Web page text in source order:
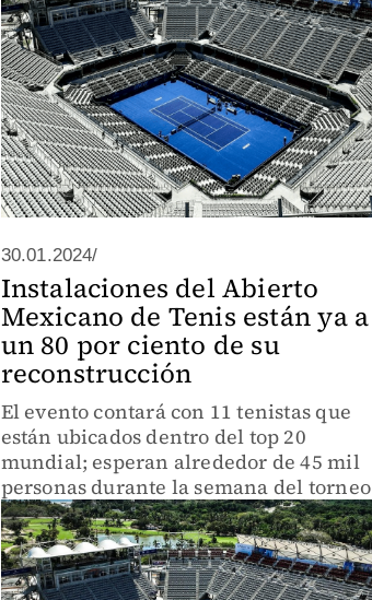
30.01.2024/
Instalaciones del Abierto
Mexicano de Tenis están ya a
un 80 por ciento de su
reconstrucción
El evento contará con 11 tenistas que
están ubicados dentro del top 20
mundial; esperan alrededor de 45 mil
personas durante la semana del torneo